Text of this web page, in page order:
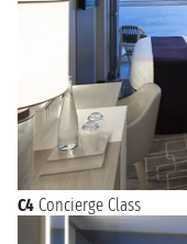
C4 Concierge Class